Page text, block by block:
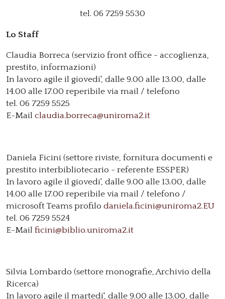
tel. 06 7259 5530
Lo Staff
Claudia Borreca (servizio front office - accoglienza,
prestito, informazioni)
In lavoro agile il giovedi', dalle 9.00 alle 13.00, dalle
14.00 alle 17.00 reperibile via mail / telefono
tel. 06 7259 5525
E-Mail claudia.borreca@uniroma2.it
Daniela Ficini (settore riviste, fornitura documenti e
prestito interbibliotecario - referente ESSPER)
In lavoro agile il giovedi', dalle 9.00 alle 13.00, dalle
14.00 alle 17.00 reperibile via mail / telefono /
microsoft Teams profilo daniela.ficini@uniroma2.EU
tel. 06 7259 5524
E-Mail ficini@biblio.uniroma2.it
Silvia Lombardo (settore monografie, Archivio della
Ricerca)
In lavoro agile il martedi', dalle 9.00 alle 13.00, dalle